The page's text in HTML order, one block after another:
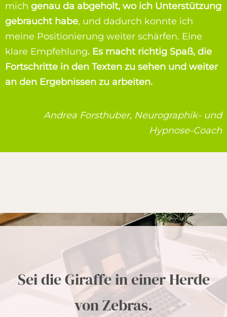
mich genau da abgeholt, wo ich Unterstützung
gebraucht habe, und dadurch konnte ich
meine Positionierung weiter schärfen. Eine
klare Empfehlung. Es macht richtig Spaß, die
Fortschritte in den Texten zu sehen und weiter
an den Ergebnissen zu arbeiten.
Andrea Forsthuber, Neurographik- und
Hypnose-Coach
Sei die Giraffe in einer Herde
von Zebras.